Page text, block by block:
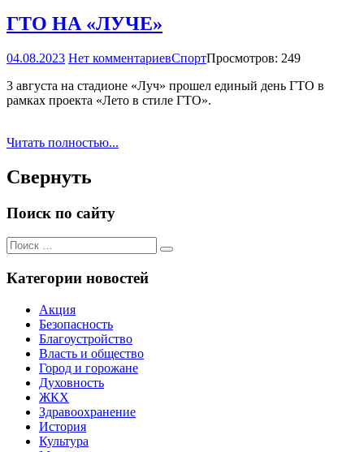
ГТО НА «ЛУЧЕ»
04.08.2023 Нет комментариевСпортПросмотров: 249
3 августа на стадионе «Луч» прошел единый день ГТО в
рамках проекта «Лето в стиле ГТО».
Читать полностью...
Свернуть
Поиск по сайту
Поиск
для:
Поиск
Категории новостей
Акция
Безопасность
Благоустройство
Власть и общество
Город и горожане
Духовность
ЖКХ
Здравоохранение
История
Культура